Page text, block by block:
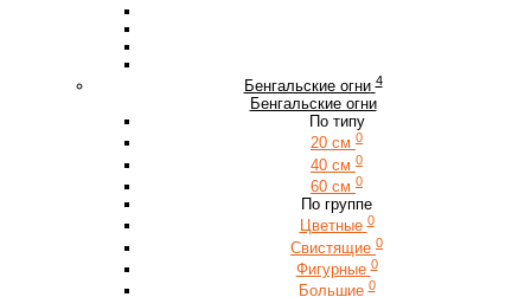
Бенгальские огни 4
Бенгальские огни
По типу
20 см 0
40 см 0
60 см 0
По группе
Цветные 0
Свистящие 0
Фигурные 0
Большие 0